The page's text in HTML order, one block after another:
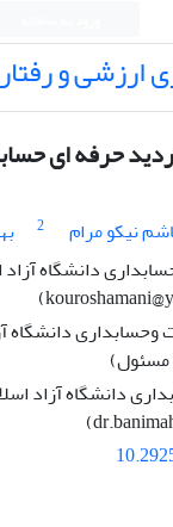
ارزشی و
حرفه ای
نیکو مرام 2
دانشگاه آزاد
وحسابداری دانشگاه
مسئول)
دانشگاه آزاد